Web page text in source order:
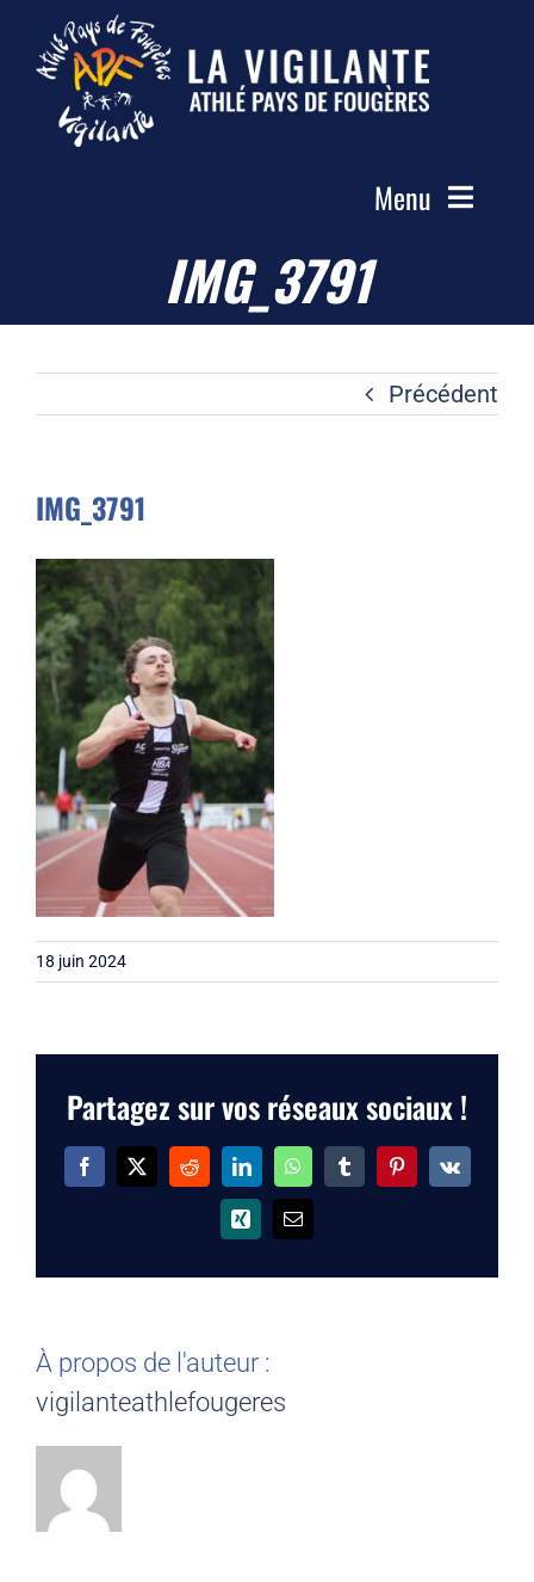
Passer
contenu
Menu
Photos
Contact
IMG_3791
Précédent
IMG_3791
18 juin 2024
Partagez sur vos réseaux sociaux !
Facebook
X RedditLinkedInWhatsAppTumblrPinterest
Vk
Xing Email
À propos de l'auteur :
vigilanteathlefougeres